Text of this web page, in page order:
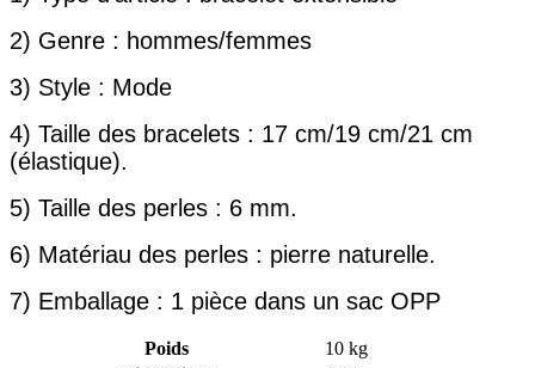
2) Genre : hommes/femmes
3) Style : Mode
4) Taille des bracelets : 17 cm/19 cm/21 cm
(élastique).
5) Taille des perles : 6 mm.
6) Matériau des perles : pierre naturelle.
7) Emballage : 1 pièce dans un sac OPP
Poids
10 kg